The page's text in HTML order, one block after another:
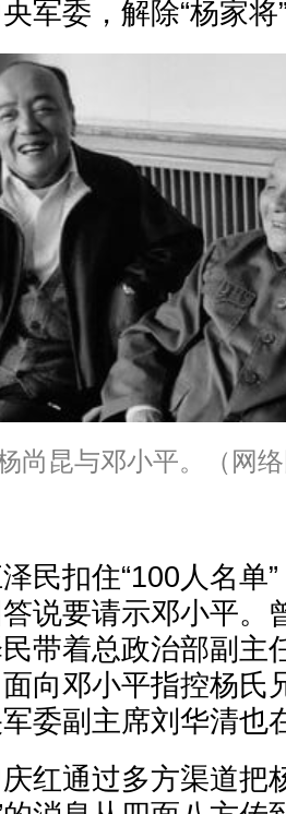
军委，解除“杨家将
尚昆与邓小平。（网
扣住“100人名单”
说要请示邓小平。
带着总政治部副主
向邓小平指控杨氏
委副主席刘华清也
通过多方渠道把